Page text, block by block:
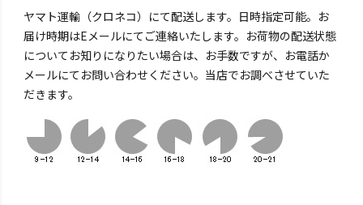
ヤマト運輸（クロネコ）にて配送します。日時指定可能。お
届け時期はEメールにてご連絡いたします。お荷物の配送状態
についてお知りになりたい場合は、お手数ですが、お電話か
メールにてお問い合わせください。当店でお調べさせていた
だきます。